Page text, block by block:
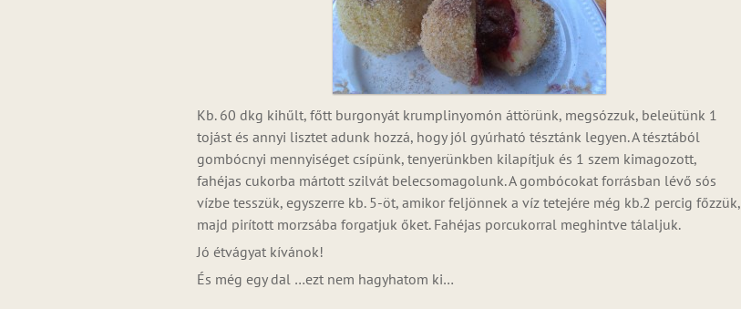
Kb. 60 dkg kihűlt, főtt burgonyát krumplinyomón áttörünk, megsózzuk, beleütünk 1
tojást és annyi lisztet adunk hozzá, hogy jól gyúrható tésztánk legyen. A tésztából
gombócnyi mennyiséget csípünk, tenyerünkben kilapítjuk és 1 szem kimagozott,
fahéjas cukorba mártott szilvát belecsomagolunk. A gombócokat forrásban lévő sós
vízbe tesszük, egyszerre kb. 5-öt, amikor feljönnek a víz tetejére még kb.2 percig főzzük,
majd pirított morzsába forgatjuk őket. Fahéjas porcukorral meghintve tálaljuk.
Jó étvágyat kívánok!
És még egy dal …ezt nem hagyhatom ki…